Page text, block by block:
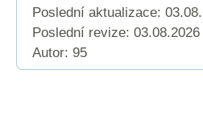
Poslední aktualizace:
Poslední revize: 03.08.2026
Autor: 95